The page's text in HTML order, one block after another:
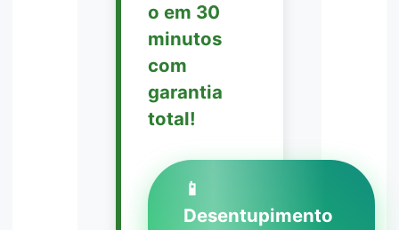
o em 30
minutos
com
garantia
total!
📱
Desentupimento